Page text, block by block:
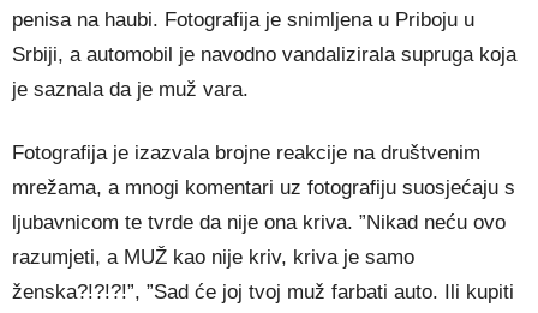
penisa na haubi. Fotografija je snimljena u Priboju u
Srbiji, a automobil je navodno vandalizirala supruga koja
je saznala da je muž vara.
Fotografija je izazvala brojne reakcije na društvenim
mrežama, a mnogi komentari uz fotografiju suosjećaju s
ljubavnicom te tvrde da nije ona kriva. ”Nikad neću ovo
razumjeti, a MUŽ kao nije kriv, kriva je samo
ženska?!?!?!”, ”Sad će joj tvoj muž farbati auto. Ili kupiti